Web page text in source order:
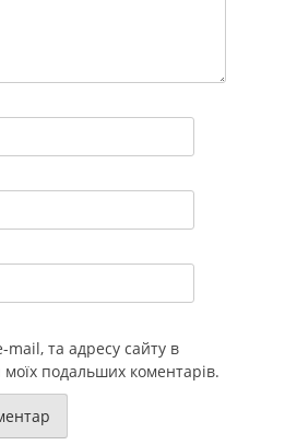
mail, та адресу сайту в
моїх подальших коментарів.